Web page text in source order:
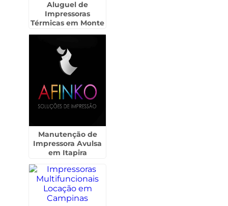
Aluguel de
Impressoras
Térmicas em Monte
Manutenção de
Impressora Avulsa
em Itapira